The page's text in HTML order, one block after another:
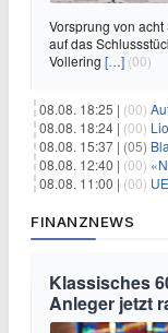
Vorsprung von
auf das
Vollering […] (00)
08.08. 18:25 | (00)
08.08. 18:24 | (00)
08.08. 15:37 | (05)
08.08. 12:40 | (00)
08.08. 11:00 | (00)
FINANZNEWS
Klassisches
Anleger jetzt